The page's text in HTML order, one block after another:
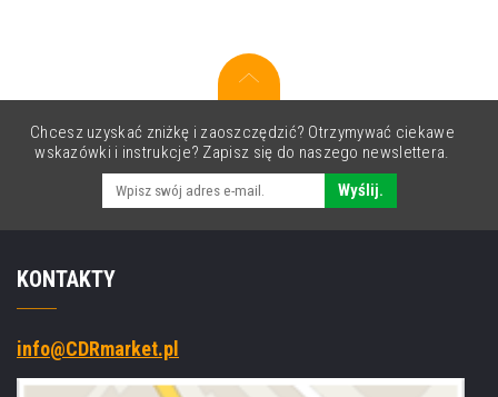
Chcesz uzyskać zniżkę i zaoszczędzić? Otrzymywać ciekawe
wskazówki i instrukcje? Zapisz się do naszego newslettera.
Wyślij.
KONTAKTY
info@CDRmarket.pl